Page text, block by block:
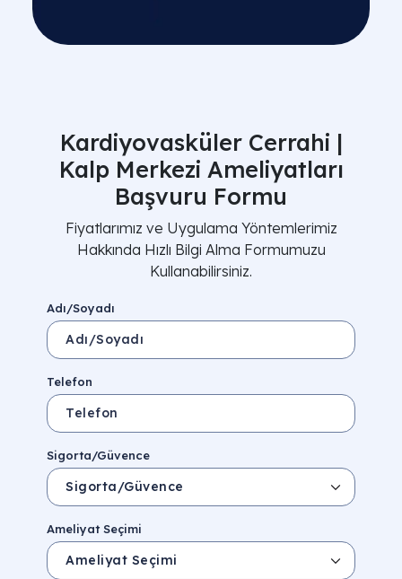
Kardiyovasküler Cerrahi |
Kalp Merkezi Ameliyatları
Başvuru Formu
Fiyatlarımız ve Uygulama Yöntemlerimiz
Hakkında Hızlı Bilgi Alma Formumuzu
Kullanabilirsiniz.
Adı/Soyadı
Telefon
Sigorta/Güvence
Ameliyat Seçimi